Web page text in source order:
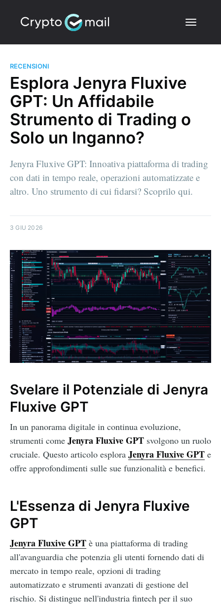
RECENSIONI
Esplora Jenyra Fluxive
GPT: Un Affidabile
Strumento di Trading o
Solo un Inganno?
Jenyra Fluxive GPT: Innoativa piattaforma di trading
con dati in tempo reale, operazioni automatizzate e
altro. Uno strumento di cui fidarsi? Scoprilo qui.
3 GIU 2026
Svelare il Potenziale di Jenyra
Fluxive GPT
In un panorama digitale in continua evoluzione,
strumenti come Jenyra Fluxive GPT svolgono un ruolo
cruciale. Questo articolo esplora Jenyra Fluxive GPT e
offre approfondimenti sulle sue funzionalità e benefici.
L'Essenza di Jenyra Fluxive
GPT
Jenyra Fluxive GPT è una piattaforma di trading
all'avanguardia che potenzia gli utenti fornendo dati di
mercato in tempo reale, opzioni di trading
automatizzato e strumenti avanzati di gestione del
rischio. Si distingue nell'industria fintech per il suo